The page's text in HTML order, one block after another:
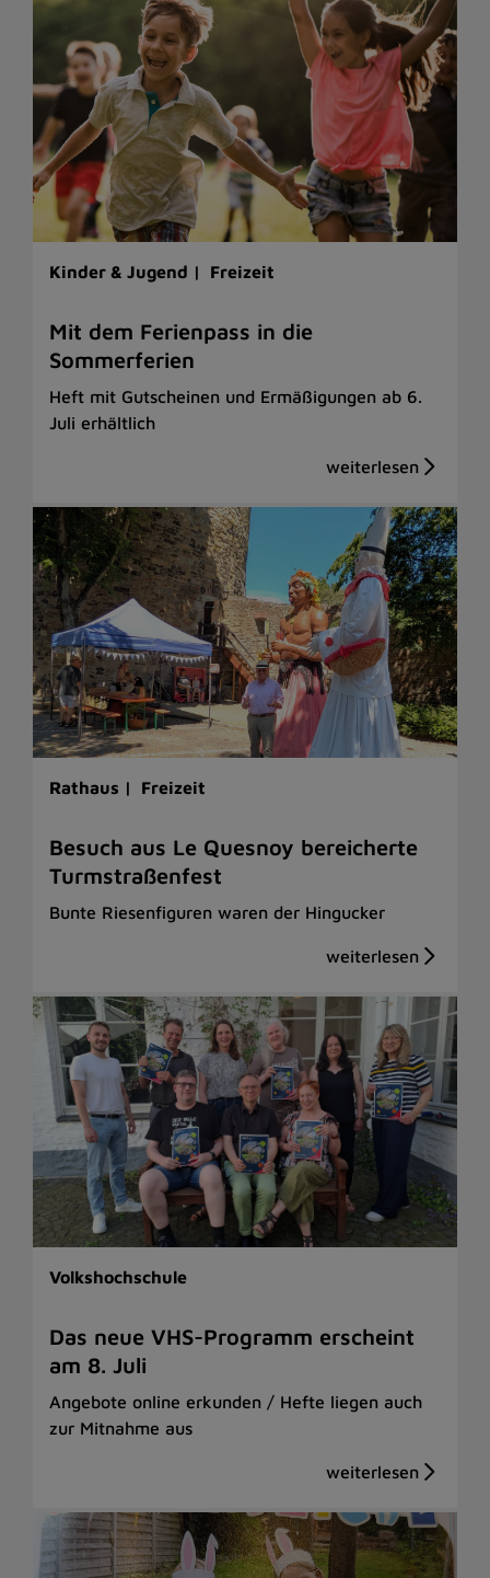
Kinder & Jugend | Freizeit
Mit dem Ferienpass in die
Sommerferien
Heft mit Gutscheinen und Ermäßigungen ab 6.
Juli erhältlich
Rathaus | Freizeit
Besuch aus Le Quesnoy bereicherte
Turmstraßenfest
Bunte Riesenfiguren waren der Hingucker
Volkshochschule
Das neue VHS-Programm erscheint
am 8. Juli
Angebote online erkunden / Hefte liegen auch
zur Mitnahme aus